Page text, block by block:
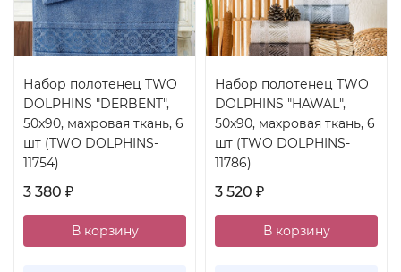
Набор полотенец TWO
DOLPHINS "DERBENT",
50x90, махровая ткань, 6
шт (TWO DOLPHINS-
11754)
3 380 ₽
В корзину
Набор полотенец TWO
DOLPHINS "HAWAL",
50x90, махровая ткань, 6
шт (TWO DOLPHINS-
11786)
3 520 ₽
В корзину